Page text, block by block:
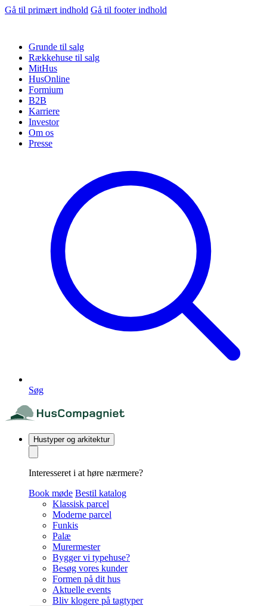
Gå til primært indhold Gå til footer indhold
Grunde til salg
Rækkehuse til salg
MitHus
HusOnline
Formium
B2B
Karriere
Investor
Om os
Presse
Søg
Hustyper og arkitektur
Interesseret i at høre nærmere?
Book møde Bestil katalog
Klassisk parcel
Moderne parcel
Funkis
Palæ
Murermester
Bygger vi typehuse?
Besøg vores kunder
Formen på dit hus
Aktuelle events
Bliv klogere på tagtyper